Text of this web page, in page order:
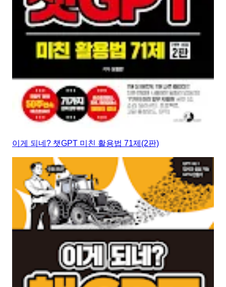
이게 되네? 챗GPT 미친 활용법 71제(2판)